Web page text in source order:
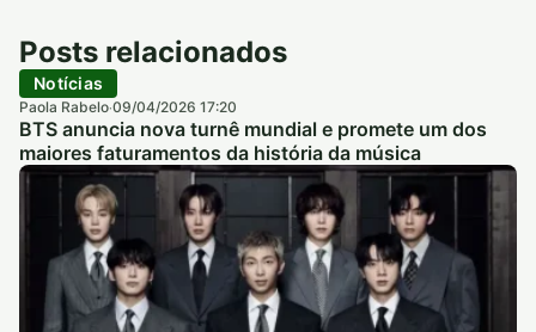
Posts relacionados
Notícias
Paola Rabelo·09/04/2026 17:20
BTS anuncia nova turnê mundial e promete um dos
maiores faturamentos da história da música